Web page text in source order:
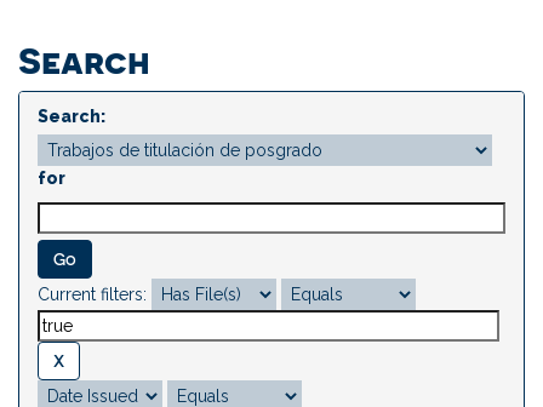
Search
Search:
for
Current filters: